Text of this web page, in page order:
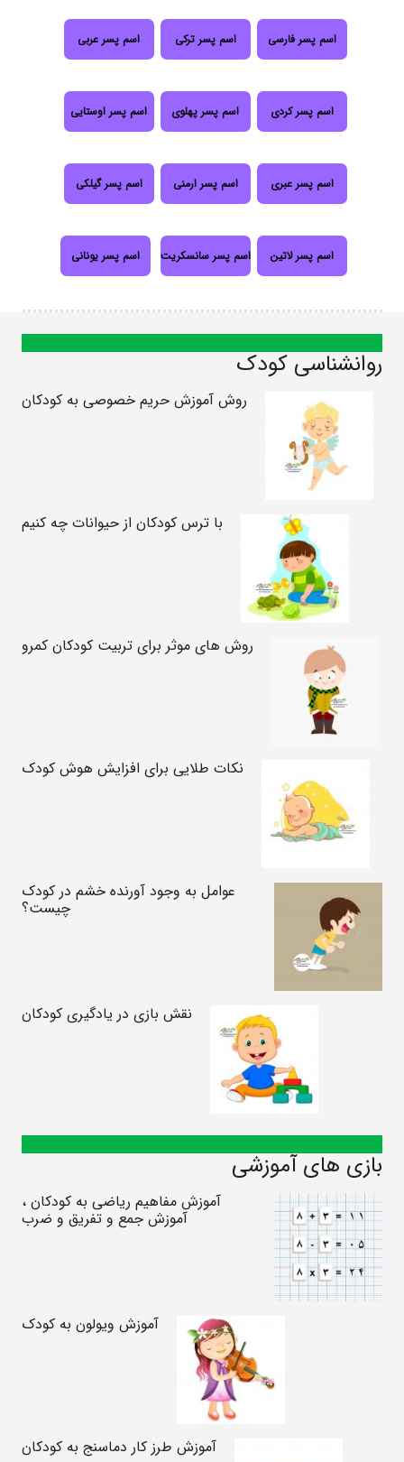
اسم پسر فارسی اسم پسر ترکی اسم پسر عربی
اسم پسر کردی اسم پسر پهلوی اسم پسر اوستایی
اسم پسر عبری اسم پسر ارمنی اسم پسر گیلکی
اسم پسر لاتین اسم پسر سانسکریت اسم پسر یونانی
روانشناسی کودک
روش آموزش حریم خصوصی به کودکان
با ترس کودکان از حیوانات چه کنیم
روش های موثر برای تربیت کودکان کمرو
نکات طلایی برای افزایش هوش کودک
عوامل به وجود آورنده خشم در کودک
چیست؟
نقش بازی در یادگیری کودکان
بازی های آموزشی
آموزش مفاهیم ریاضی به کودکان ،
آموزش جمع و تفریق و ضرب
آموزش ویولون به کودک
آموزش طرز کار دماسنج به کودکان